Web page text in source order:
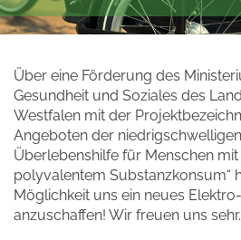
Über eine Förderung des
Gesundheit und Soziales des
Westfalen mit der
Angeboten der
Überlebenshilfe für Menschen
polyvalentem Substanzkonsum“
Möglichkeit uns ein neues
anzuschaffen! Wir freuen uns sehr.